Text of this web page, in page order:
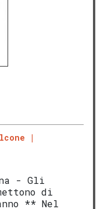
- Gli
di
** Nel